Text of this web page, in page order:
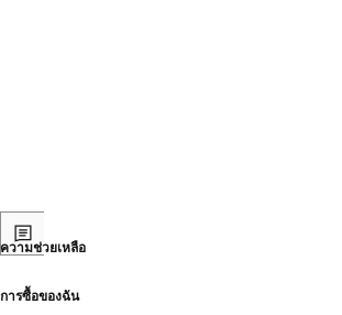
ความช่วยเหลือ
การซื้อของฉัน